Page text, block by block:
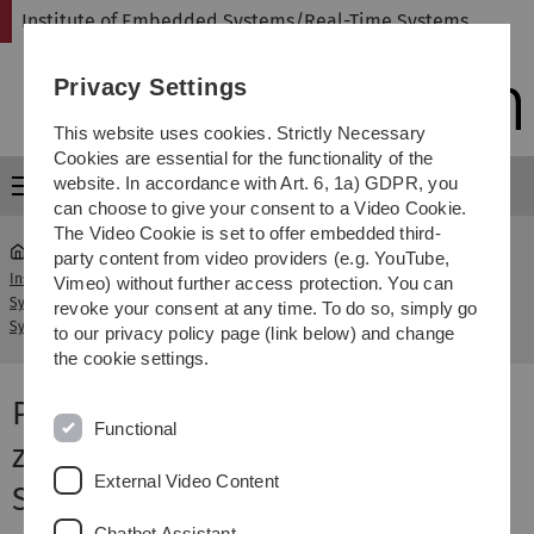
Skip
Skip
Skip
Skip
Institute of Embedded Systems/Real-Time Systems
Menu
Institute of Embedded
Systems/Real-Time
Systems
...
Automatischer Entwurf
zuverlässiger eingebetteter
Systeme
Projekt: Automatischer Entwurf
zuverlässiger eingebetteter
Systeme
Privacy Settings
This website uses cookies. Strictly Necessary
Cookies are essential for the functionality of the
website. In accordance with Art. 6, 1a) GDPR, you
can choose to give your consent to a Video Cookie.
The Video Cookie is set to offer embedded third-
party content from video providers (e.g. YouTube,
Vimeo) without further access protection. You can
revoke your consent at any time. To do so, simply go
to our privacy policy page (link below) and change
the cookie settings.
Functional
External Video Content